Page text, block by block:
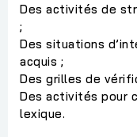
Des activités de
;
Des situations
acquis ;
Des grilles de
Des activités pour
lexique.